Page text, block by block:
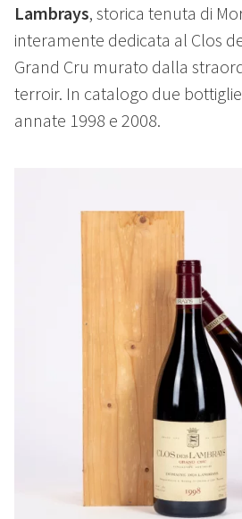
Lambrays, storica tenuta di
interamente dedicata al Clos
Grand Cru murato dalla
terroir. In catalogo due
annate 1998 e 2008.